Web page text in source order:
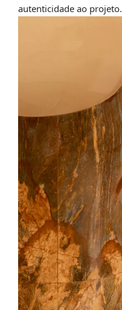
autenticidade ao projeto.